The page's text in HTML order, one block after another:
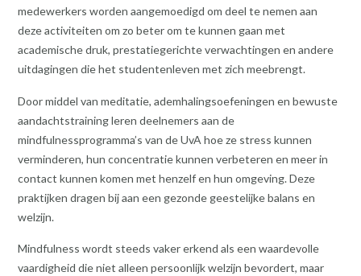
medewerkers worden aangemoedigd om deel te nemen aan
deze activiteiten om zo beter om te kunnen gaan met
academische druk, prestatiegerichte verwachtingen en andere
uitdagingen die het studentenleven met zich meebrengt.
Door middel van meditatie, ademhalingsoefeningen en bewuste
aandachtstraining leren deelnemers aan de
mindfulnessprogramma’s van de UvA hoe ze stress kunnen
verminderen, hun concentratie kunnen verbeteren en meer in
contact kunnen komen met henzelf en hun omgeving. Deze
praktijken dragen bij aan een gezonde geestelijke balans en
welzijn.
Mindfulness wordt steeds vaker erkend als een waardevolle
vaardigheid die niet alleen persoonlijk welzijn bevordert, maar